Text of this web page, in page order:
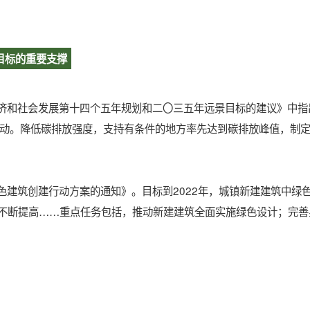
标的重要支撑
社会发展第十四个五年规划和二〇三五年远景目标的建议》中
降低碳排放强度，支持有条件的地方率先达到碳排放峰值，制定
筑创建行动方案的通知》。目标到2022年，城镇新建建筑中绿
断提高……重点任务包括，推动新建建筑全面实施绿色设计；完